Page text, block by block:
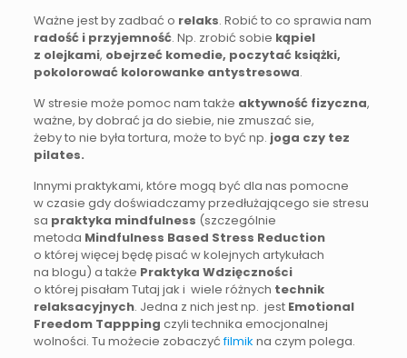
Ważne jest by zadbać o relaks. Robić to co sprawia nam
radość i przyjemność. Np. zrobić sobie kąpiel
z olejkami, obejrzeć komedie, poczytać książki,
pokolorować kolorowanke antystresowa.
W stresie może pomoc nam także aktywność fizyczna,
ważne, by dobrać ja do siebie, nie zmuszać sie,
żeby to nie była tortura, może to być np. joga czy tez
pilates.
Innymi praktykami, które mogą być dla nas pomocne
w czasie gdy doświadczamy przedłużającego sie stresu
sa praktyka mindfulness (szczególnie
metoda Mindfulness Based Stress Reduction
o której więcej będę pisać w kolejnych artykułach
na blogu) a także Praktyka Wdzięczności
o której pisałam Tutaj jak i wiele różnych technik
relaksacyjnych. Jedna z nich jest np. jest Emotional
Freedom Tappping czyli technika emocjonalnej
wolności. Tu możecie zobaczyćfilmik na czym polega.